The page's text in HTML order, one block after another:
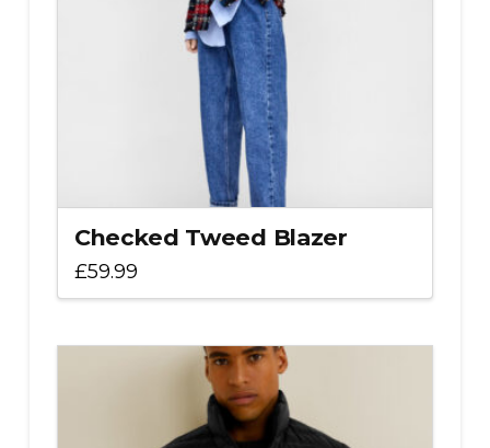
Checked Tweed Blazer
£59.99